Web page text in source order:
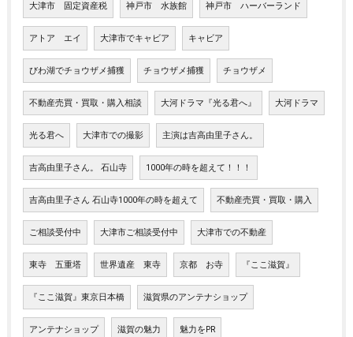
大津市 固定資産税 神戸市 水族館 神戸市 ハーバーランド
アトア エイ 大津市でキャビア キャビア
びわ湖でチョウザメ捕獲 チョウザメ捕獲 チョウザメ
不動産売買・買取・購入相談 大河ドラマ『光る君へ』 大河ドラマ
光る君へ 大津市での撮影 主演は吉高由里子さん。
吉高由里子さん。 石山寺 1000年の時を超えて！！！
吉高由里子さん 石山寺1000年の時を超えて 不動産売買・買取・購入
ご相談受付中 大津市ご相談受付中 大津市での不動産
東寺 五重塔 世界遺産 東寺 京都 お寺 『ここ滋賀』
『ここ滋賀』東京日本橋 滋賀県のアンテナショップ
アンテナショップ 滋賀の魅力 魅力をPR